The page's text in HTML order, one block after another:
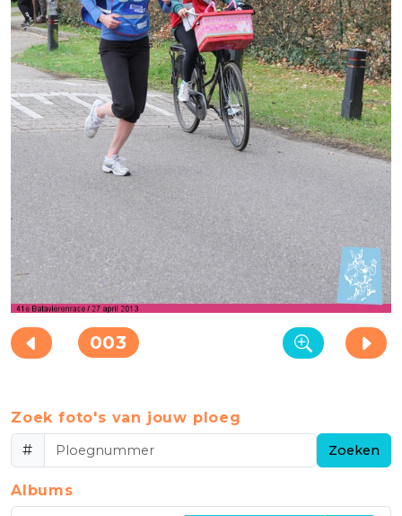
003
Zoek foto's van jouw ploeg
#
Zoeken
Albums